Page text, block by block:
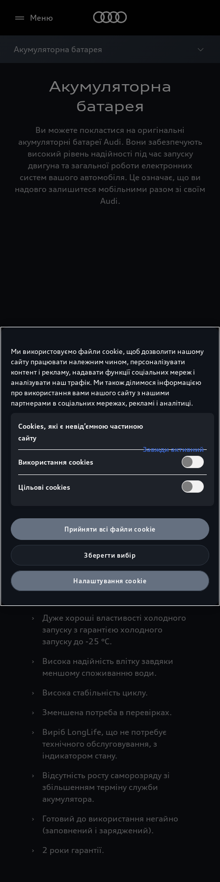
Меню
Акумуляторна батарея
Акумуляторна
батарея
Ви можете покластися на оригінальні
акумуляторні батареї Audi. Вони забезпечують
високий рівень надійності під час запуску
двигуна та загальної роботи електронних
систем вашого автомобіля. Це означає, що ви
надовго залишитеся мобільними разом зі своїм
Audi.
Переваги
оригінальних
акумуляторів Audi
Оригінальні стартерні акумуляторні
завдяки інтелектуальним додатковим
функціям, які роблять їх ще зручнішими
ковпачку позитивної клеми є дегазаційні
пробки або індикатор рівня кислоти,
який сигналізує, про необхідність заміни
акумулятора вашого Audi, коли колір
змінюється з прозорого на світло-жовтий.
Детально про переваги акумуляторів
›
Дуже хороші властивості холодного
запуску з гарантією холодного
запуску до -25 °C.
›
Висока надійність влітку завдяки
меншому споживанню води.
›
Висока стабільність циклу.
›
Зменшена потреба в перевірках.
›
Виріб LongLife, що не потребує
технічного обслуговування, з
індикатором стану.
›
Відсутність росту саморозряду зі
збільшенням терміну служби
акумулятора.
›
Готовий до використання негайно
(заповнений і заряджений).
›
2 роки гарантії.
Ми використовуємо файли cookie, щоб дозволити нашому
сайту працювати належним чином, персоналізувати
контент і рекламу, надавати функції соціальних мереж і
аналізувати наш трафік. Ми також ділимося інформацією
про використання вами нашого сайту з нашими
партнерами в соціальних мережах, рекламі і аналітиці.
Сookies, які є невід’ємною частиною
сайту
Завжди активний
Використання cookies
Цільові сookies
Прийняти всі файли сookie
Зберегти вибір
Налаштування cookie